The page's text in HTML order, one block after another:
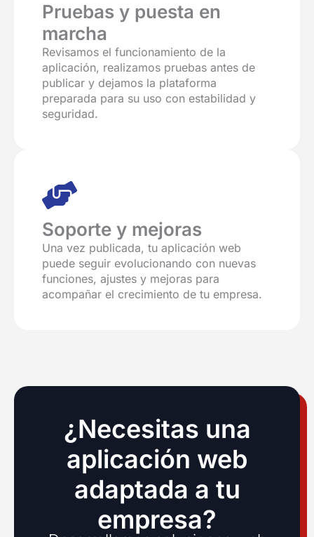
Pruebas y puesta en
marcha
Revisamos el funcionamiento de la
aplicación, realizamos pruebas antes de
publicar y dejamos la plataforma
preparada para su uso con estabilidad y
seguridad.
Soporte y mejoras
Una vez publicada, tu aplicación web
puede seguir evolucionando con nuevas
funciones, ajustes y mejoras para
acompañar el crecimiento de tu empresa.
¿Necesitas una
aplicación web
adaptada a tu
empresa?